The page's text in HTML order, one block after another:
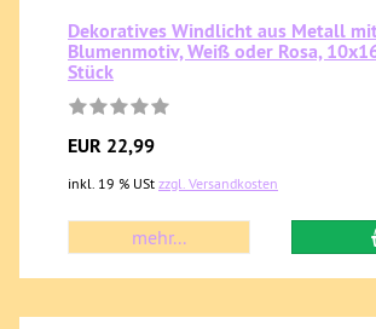
Dekoratives Windlicht aus Metall
Blumenmotiv, Weiß oder Rosa,
Stück
EUR 22,99
inkl. 19 % USt zzgl. Versandkosten
mehr...